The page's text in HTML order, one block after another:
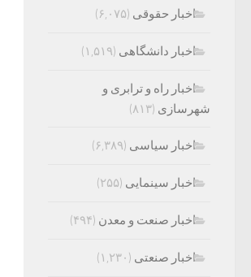
اخبار حقوقی (۶,۰۷۵)
اخبار دانشگاهی (۱,۵۱۹)
اخبار راه و ترابری و
شهرسازی (۸۱۳)
اخبار سیاسی (۶,۳۸۹)
اخبار سینمایی (۲۵۵)
اخبار صنعت و معدن (۴۹۴)
اخبار صنعتی (۱,۲۳۰)